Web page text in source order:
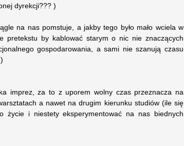
dyrekcji??? )
na nas pomstuje, a jakby tego było mało wciela w
pretekstu by kablować starym o nic nie znaczących
gospodarowania, a sami nie szanują czasu
imprez, za to z uporem wolny czas przeznacza na
a nawet na drugim kierunku studiów (ile się
życie i niestety eksperymentować na nas biednych